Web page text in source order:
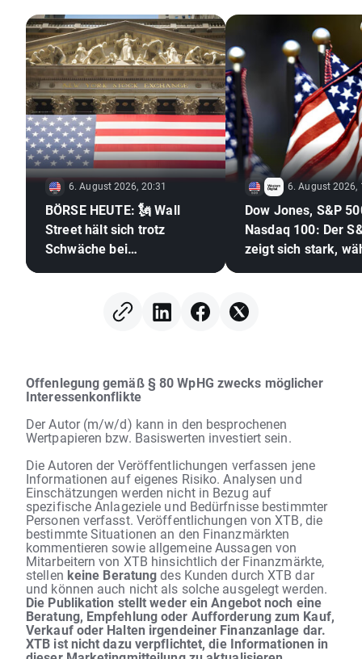
6. August 2026, 20:31
BÖRSE HEUTE: 🗽 Wall
Street hält sich trotz
Schwäche bei
6. August 2026,
Dow Jones, S&P
Nasdaq 100: Der
zeigt sich stark,
Digital verliert 12 %
Offenlegung gemäß § 80 WpHG zwecks möglicher
Interessenkonflikte
Der Autor (m/w/d) kann in den besprochenen
Wertpapieren bzw. Basiswerten investiert sein.
Die Autoren der Veröffentlichungen verfassen jene
Informationen auf eigenes Risiko. Analysen und
Einschätzungen werden nicht in Bezug auf
spezifische Anlageziele und Bedürfnisse bestimmter
Personen verfasst. Veröffentlichungen von XTB, die
bestimmte Situationen an den Finanzmärkten
kommentieren sowie allgemeine Aussagen von
Mitarbeitern von XTB hinsichtlich der Finanzmärkte,
stellen keine Beratungdes Kunden durch XTB dar
und können auch nicht als solche ausgelegt werden.
Die Publikation stellt weder ein Angebot noch eine
Beratung, Empfehlung oder Aufforderung zum Kauf,
Verkauf oder Halten irgendeiner Finanzanlage dar.
XTB ist nicht dazu verpflichtet, die Informationen in